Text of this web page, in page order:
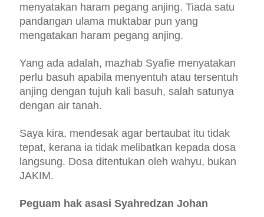
menyatakan haram pegang anjing. Tiada satu
pandangan ulama muktabar pun yang
mengatakan haram pegang anjing.
Yang ada adalah, mazhab Syafie menyatakan
perlu basuh apabila menyentuh atau tersentuh
anjing dengan tujuh kali basuh, salah satunya
dengan air tanah.
Saya kira, mendesak agar bertaubat itu tidak
tepat, kerana ia tidak melibatkan kepada dosa
langsung. Dosa ditentukan oleh wahyu, bukan
JAKIM.
Peguam hak asasi Syahredzan Johan